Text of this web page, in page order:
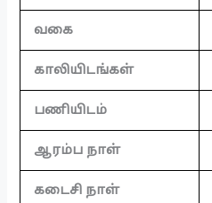
வகை
காலியிடங்கள்
பணியிடம்
ஆரம்ப நாள்
கடைசி நாள்